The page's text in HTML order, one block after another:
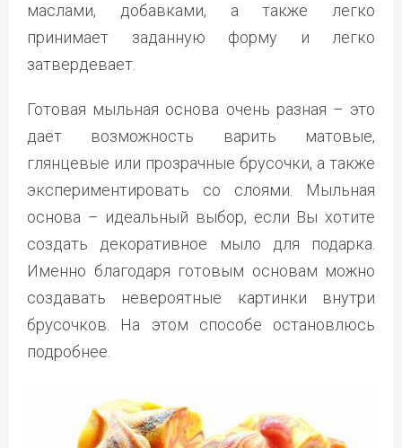
маслами, добавками, а также легко
принимает заданную форму и легко
затвердевает.
Готовая мыльная основа очень разная – это
даёт возможность варить матовые,
глянцевые или прозрачные брусочки, а также
экспериментировать со слоями. Мыльная
основа – идеальный выбор, если Вы хотите
создать декоративное мыло для подарка.
Именно благодаря готовым основам можно
создавать невероятные картинки внутри
брусочков. На этом способе остановлюсь
подробнее.